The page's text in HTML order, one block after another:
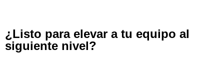
¿Listo para elevar a tu equipo al
siguiente nivel?